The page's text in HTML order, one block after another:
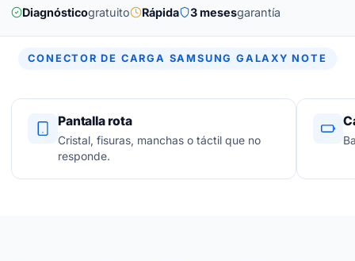
Diagnósticogratuito Rápida 3 mesesgarantía
CONECTOR DE CARGA SAMSUNG GALAXY NOTE
Pantalla rota
Cristal, fisuras, manchas o táctil que no
responde.